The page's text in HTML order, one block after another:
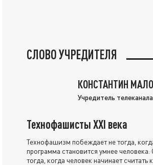
СЛОВО УЧРЕДИТЕЛЯ
КОНСТАНТИН
Учредитель
Технофашисты XXI века
Технофашизм побеждает не тогда,
программа становится умнее
тогда, когда человек начинает считать